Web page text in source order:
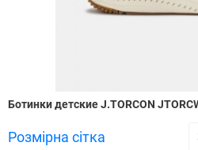
Ботинки детские J.TORCON
Розмірна сітка